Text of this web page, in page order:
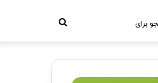
جستجو
برای